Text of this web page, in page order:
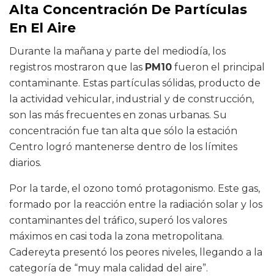
Alta Concentración De Partículas
En El Aire
Durante la mañana y parte del mediodía, los
registros mostraron que las PM10 fueron el principal
contaminante. Estas partículas sólidas, producto de
la actividad vehicular, industrial y de construcción,
son las más frecuentes en zonas urbanas. Su
concentración fue tan alta que sólo la estación
Centro logró mantenerse dentro de los límites
diarios.
Por la tarde, el ozono tomó protagonismo. Este gas,
formado por la reacción entre la radiación solar y los
contaminantes del tráfico, superó los valores
máximos en casi toda la zona metropolitana.
Cadereyta presentó los peores niveles, llegando a la
categoría de “muy mala calidad del aire”.